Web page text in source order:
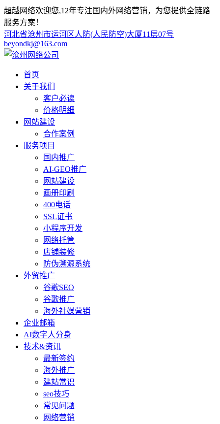
超越网络欢迎您,12年专注国内外网络营销，为您提供全链路
服务方案！
河北省沧州市运河区人防(人民防空)大厦11层07号
beyondkj@163.com
首页
关于我们
客户必读
价格明细
网站建设
合作案例
服务项目
国内推广
AI-GEO推广
网站建设
画册印刷
400电话
SSL证书
小程序开发
网络托管
店铺装修
防伪溯源系统
外贸推广
谷歌SEO
谷歌推广
海外社媒营销
企业邮箱
AI数字人分身
技术&资讯
最新签约
海外推广
建站常识
seo技巧
常见问题
网络营销